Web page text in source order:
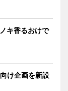
キ香るおけで
け企画を新設